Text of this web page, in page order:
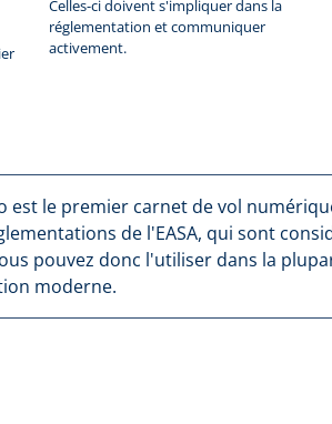
Celles-ci doivent s'impliquer dans la
réglementation et communiquer
activement.
est le premier carnet de vol
de l'EASA, qui sont
pouvez donc l'utiliser dans la
moderne.